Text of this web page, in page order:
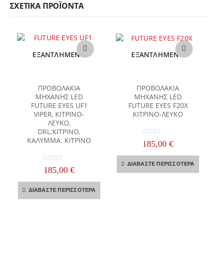
ΣΧΕΤΙΚΆ ΠΡΟΪΌΝΤΑ
ΕΞΑΝΤΛΗΜΈΝΟ
ΠΡΟΒΟΛΑΚΙΑ
ΜΗΧΑΝΗΣ LED
FUTURE EYES UF1
VIPER, ΚΙΤΡΙΝΟ-
ΛΕΥΚΟ,
DRL:ΚΙΤΡΙΝΟ,
ΚΑΛΥΜΜΑ: ΚΙΤΡΙΝΟ
185,00€
ΔΙΑΒΆΣΤΕ ΠΕΡΙΣΣΌΤΕΡΑ
ΕΞΑΝΤΛΗΜΈΝΟ
ΠΡΟΒΟΛΑΚΙΑ
ΜΗΧΑΝΗΣ LED
FUTURE EYES F20X
ΚΙΤΡΙΝΟ-ΛΕΥΚΟ
185,00€
ΔΙΑΒΆΣΤΕ ΠΕΡΙΣΣΌΤΕΡΑ